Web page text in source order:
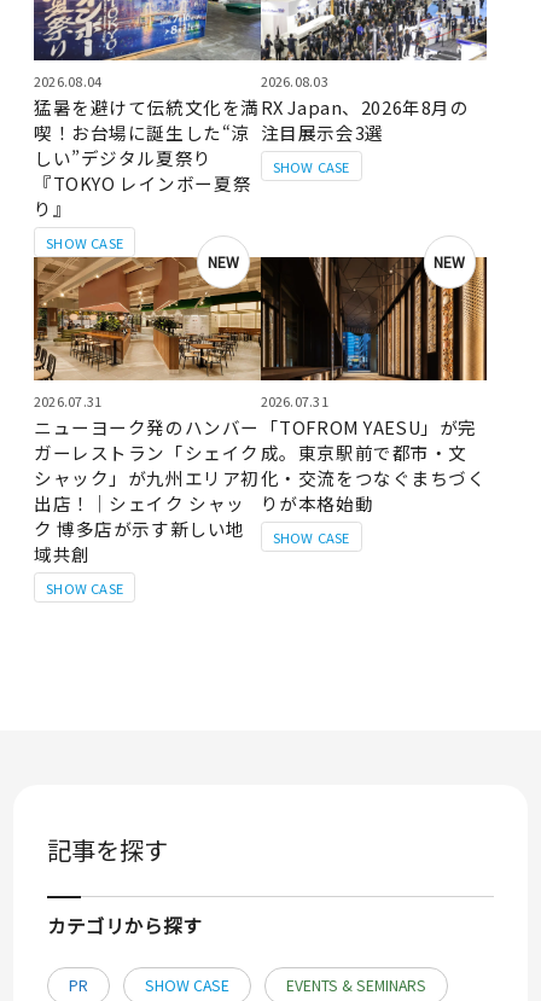
SHOW CASE
2026.08.04
猛暑を避けて伝統文化を満
喫！お台場に誕生した“涼
しい”デジタル夏祭り
『TOKYO レインボー夏祭
り』
SHOW CASE
2026.08.03
RX Japan、2026年8月の
注目展示会3選
NEW
SHOW CASE
2026.07.31
ニューヨーク発のハンバー
ガーレストラン「シェイク
シャック」が九州エリア初
出店！｜シェイク シャッ
ク 博多店が示す新しい地
域共創
NEW
SHOW CASE
2026.07.31
「TOFROM YAESU」が完
成。東京駅前で都市・文
化・交流をつなぐまちづく
りが本格始動
記事を探す
カテゴリから探す
PR SHOW CASE EVENTS & SEMINARS